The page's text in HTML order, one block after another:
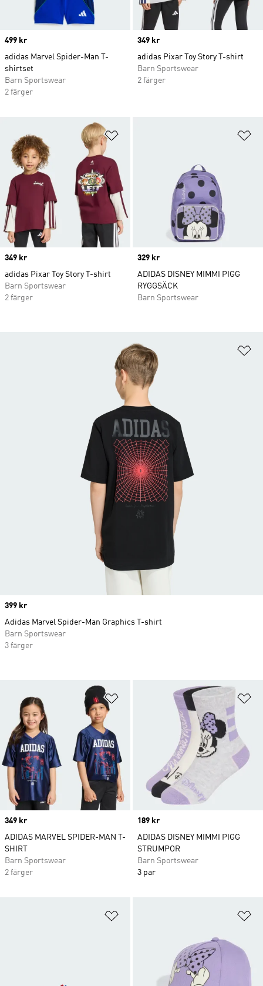
Price
499 kr
adidas Marvel Spider-Man T-
shirtset
Barn Sportswear
2 färger
Price
349 kr
adidas Pixar Toy Story T-shirt
Barn Sportswear
2 färger
Price
349 kr
adidas Pixar Toy Story T-shirt
Barn Sportswear
2 färger
Price
329 kr
ADIDAS DISNEY MIMMI PIGG
RYGGSÄCK
Barn Sportswear
Lägg till på önskelistan
Price
349 kr
ADIDAS MARVEL SPIDER-MAN T-
SHIRT
Barn Sportswear
2 färger
Price
189 kr
ADIDAS DISNEY MIMMI PIGG
STRUMPOR
Barn Sportswear
3 par
Price
399 kr
Adidas Marvel Spider-Man Graphics T-shirt
Barn Sportswear
3 färger